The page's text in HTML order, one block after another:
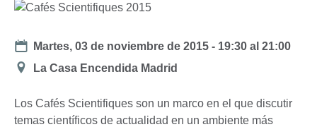
Date
Martes, 03 de noviembre de 2015 - 19:30 al21:00
Ubicación
La Casa Encendida Madrid
Los Cafés Scientifiques son un marco en el que discutir
temas científicos de actualidad en un ambiente más